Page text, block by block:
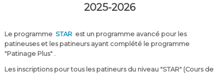
2025-2026
Le programme STARest un programme avancé pour les
patineuses et les patineurs ayant complété le programme
"Patinage Plus" .
Les inscriptions pour tous les patineurs du niveau "STAR" (Cours de